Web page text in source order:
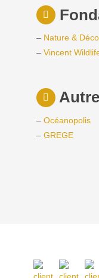
– Nature &
– Vincent
– Océanopolis
– GREGE